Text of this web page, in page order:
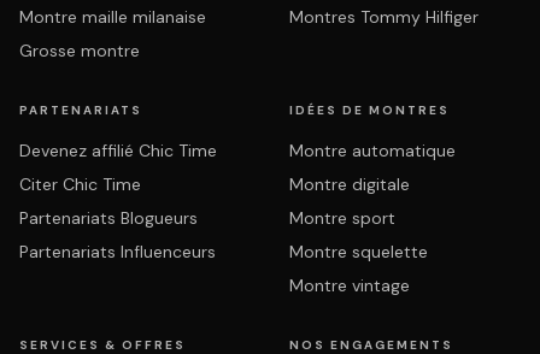
Montre maille milanaise
Grosse montre
Montres Tommy Hilfiger
PARTENARIATS
Devenez affilié Chic Time
Citer Chic Time
Partenariats Blogueurs
Partenariats Influenceurs
IDÉES DE MONTRES
Montre automatique
Montre digitale
Montre sport
Montre squelette
Montre vintage
SERVICES & OFFRES NOS ENGAGEMENTS